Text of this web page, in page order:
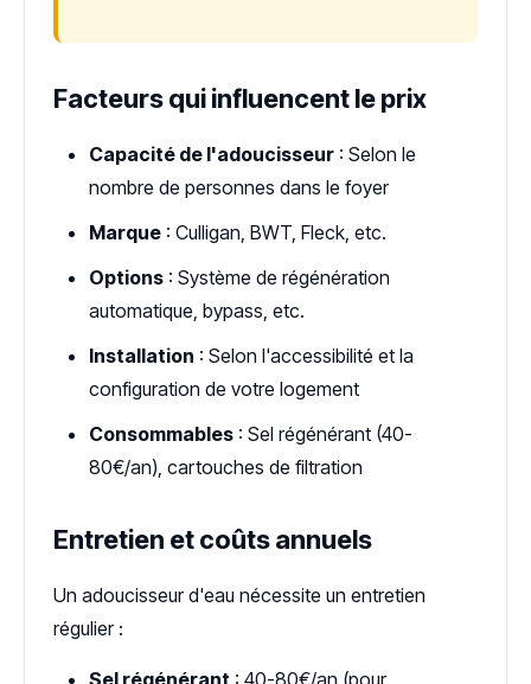
Facteurs qui influencent le prix
Capacité de l'adoucisseur : Selon le
nombre de personnes dans le foyer
Marque : Culligan, BWT, Fleck, etc.
Options : Système de régénération
automatique, bypass, etc.
Installation : Selon l'accessibilité et la
configuration de votre logement
Consommables : Sel régénérant (40-
80€/an), cartouches de filtration
Entretien et coûts annuels
Un adoucisseur d'eau nécessite un entretien
régulier :
Sel régénérant : 40-80€/an (pour